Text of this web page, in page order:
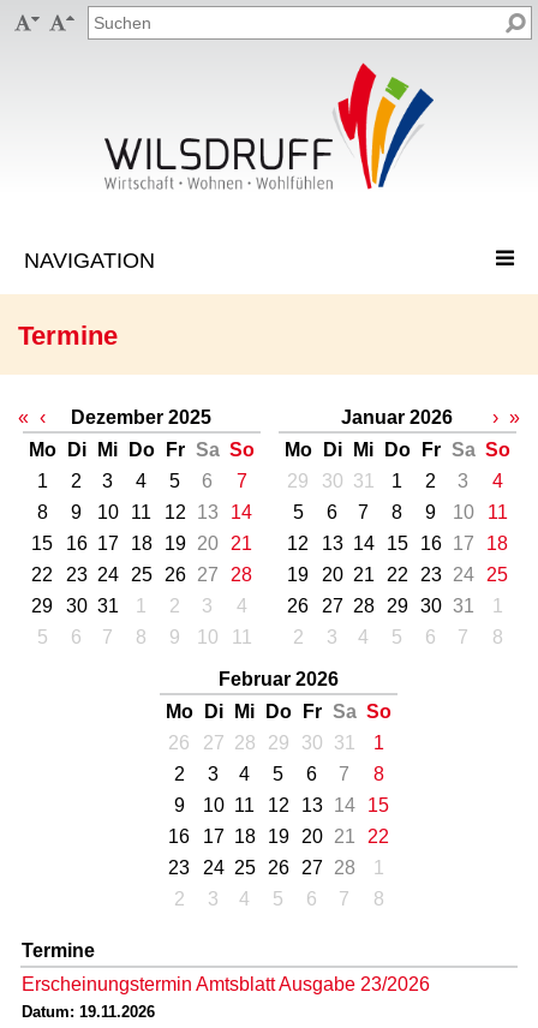
 
Termine
« ‹
Dezember 2025
Mo
Di Mi Do Fr Sa So
1
2 3 4 5 6
7
8
9 10 11 12 13
14
15
16 17 18 19 20
21
22
23 24 25 26 27
28
29
30 31 1 2 3
4
5
6 7 8 9 10 11
Januar 2026
Mo
Di Mi Do Fr Sa So
29
30 31 1 2 3
4
5
6 7 8 9 10
11
12
13 14 15 16 17
18
19
20 21 22 23 24
25
26
27 28 29 30 31
1
2
3 4 5 6 7 8
Februar 2026
Mo
Di Mi Do Fr Sa So
26
27 28 29 30 31
1
2
3 4 5 6 7
8
9
10 11 12 13 14
15
16
17 18 19 20 21
22
23
24 25 26 27 28
1
2
3 4 5 6 7 8
› »
Termine
Erscheinungstermin Amtsblatt Ausgabe 23/2026
Datum: 19.11.2026